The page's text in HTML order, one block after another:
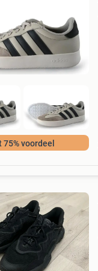
75% voordeel